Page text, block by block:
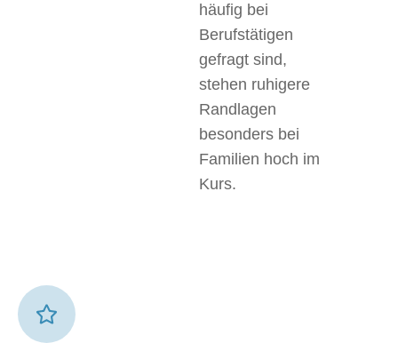
häufig bei
Berufstätigen
gefragt sind,
stehen ruhigere
Randlagen
besonders bei
Familien hoch im
Kurs.